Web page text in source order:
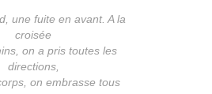
une fuite en avant. A la
croisée
on a pris toutes les
directions,
on embrasse tous